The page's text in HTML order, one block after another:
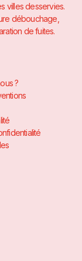
villes desservies.
débouchage,
de fuites.
?